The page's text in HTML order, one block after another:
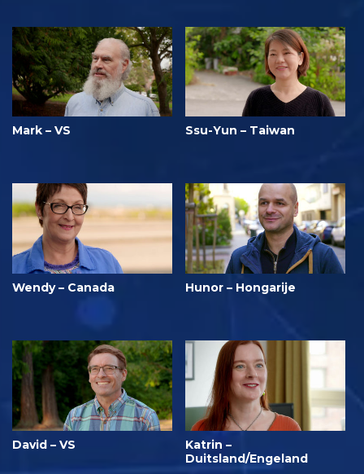
Mark – VS Ssu-Yun – Taiwan
Wendy – Canada Hunor – Hongarije
David – VS
Katrin –
Duitsland/Engeland